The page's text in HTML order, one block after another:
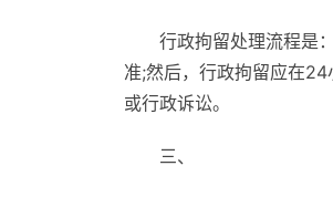
行政拘留处理流程是
准;然后，行政拘留应在
或行政诉讼。
三、